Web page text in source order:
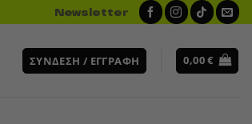
Newsletter
ΣΎΝΔΕΣΗ / ΕΓΓΡΑΦΉ 0,00€